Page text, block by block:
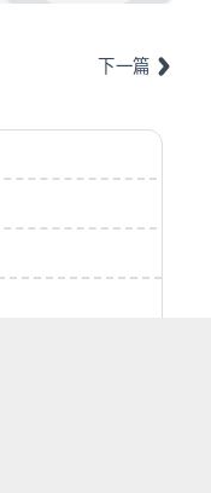
下一篇